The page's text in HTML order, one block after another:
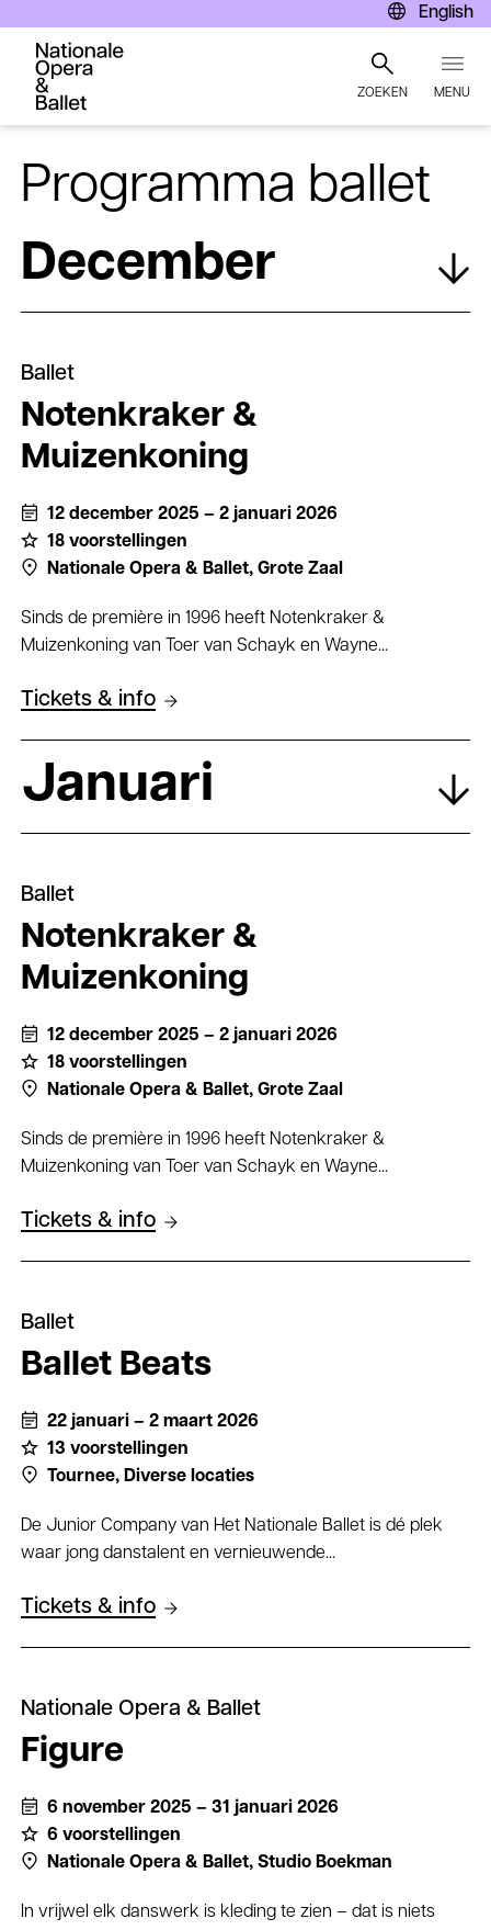
en
naar
inhoud
gaan
English
ZOEKEN MENU
Programma ballet
December
Ballet
Notenkraker &
Muizenkoning
12 december 2025 – 2 januari 2026
18 voorstellingen
Nationale Opera & Ballet, Grote Zaal
Sinds de première in 1996 heeft Notenkraker &
Muizenkoning van Toer van Schayk en Wayne...
Tickets & info
Januari
Ballet
Notenkraker &
Muizenkoning
12 december 2025 – 2 januari 2026
18 voorstellingen
Nationale Opera & Ballet, Grote Zaal
Sinds de première in 1996 heeft Notenkraker &
Muizenkoning van Toer van Schayk en Wayne...
Tickets & info
Ballet
Ballet Beats
22 januari – 2 maart 2026
13 voorstellingen
Tournee, Diverse locaties
De Junior Company van Het Nationale Ballet is dé plek
waar jong danstalent en vernieuwende...
Tickets & info
Nationale Opera & Ballet
Figure
6 november 2025 – 31 januari 2026
6 voorstellingen
Nationale Opera & Ballet, Studio Boekman
In vrijwel elk danswerk is kleding te zien – dat is niets